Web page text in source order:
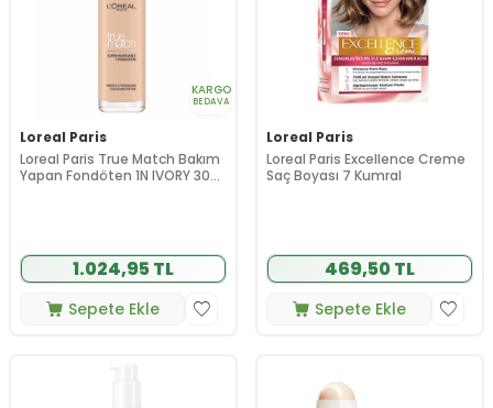
KARGO
BEDAVA
Loreal Paris
Loreal Paris True Match Bakım
Yapan Fondöten 1N IVORY 30
1.024,95 TL
Sepete Ekle
Loreal Paris
Loreal Paris Excellence Creme
Saç Boyası 7 Kumral
469,50 TL
Sepete Ekle